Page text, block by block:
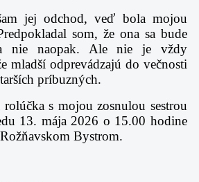
jej odchod, veď bola mojou
som, že ona sa bude
nie naopak. Ale nie je vždy
mladší odprevádzajú do večnosti
príbuzných.
rolúčka s mojou zosnulou sestrou
13. mája 2026 o 15.00 hodine
Bystrom.